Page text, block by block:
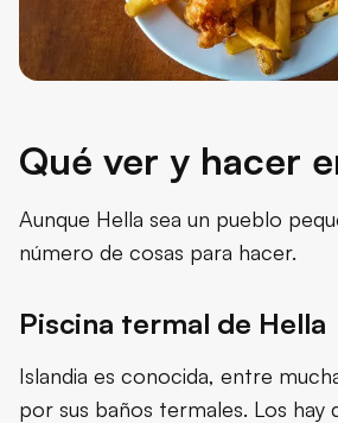
Qué ver y hacer
Aunque Hella sea un pueblo
número de cosas para hacer.
Piscina termal de Hella
Islandia es conocida, entre
por sus baños termales. Los hay